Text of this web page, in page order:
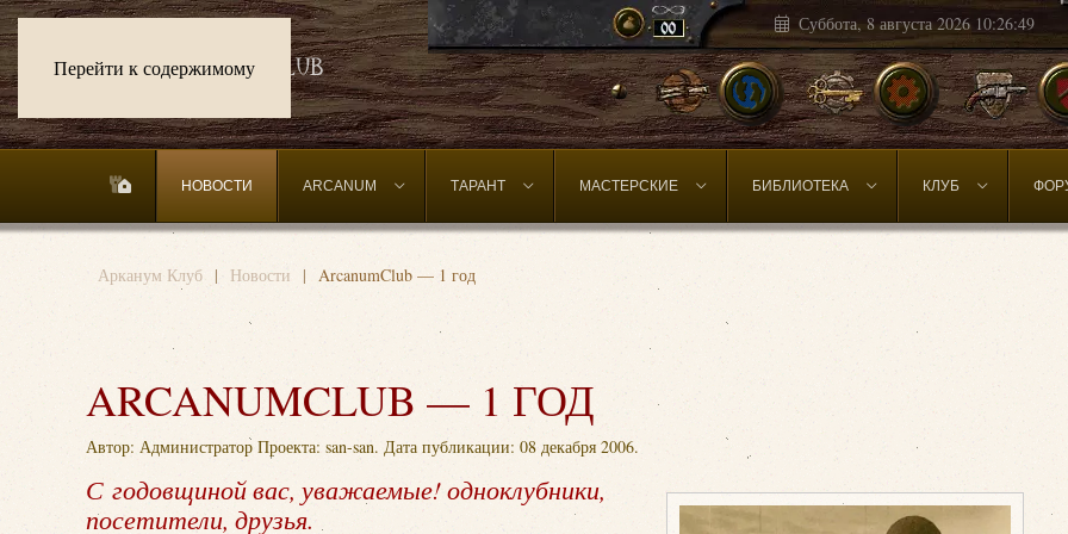
Перейти к содержимому
Суббота, 8 августа 2026 10:26:50
НОВОСТИ ARCANUM ТАРАНТ МАСТЕРСКИЕ БИБЛИОТЕКА КЛУБ
Арканум Клуб Новости ArcanumClub — 1 год
ARCANUMCLUB — 1 ГОД
Автор: Администратор Проекта: san-san. Дата публикации: 08 декабря 2006.
С годовщиной вас, уважаемые! одноклубники,
посетители, друзья.